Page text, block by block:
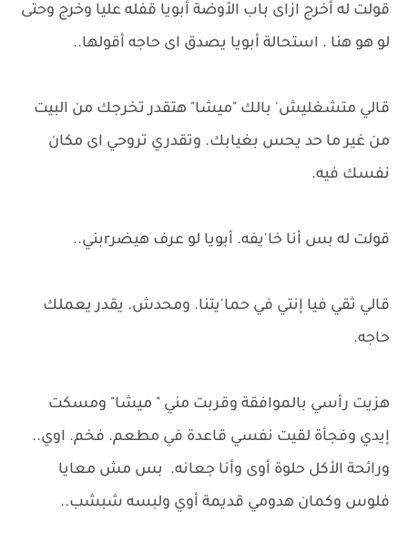
قولت له أخرج ازاى باب الأوضة أبويا قفله عليا وخرج وحتى
لو هو هنا . استحالة أبويا يصدق اى حاجه أقولها..
قالي متشغليش' بالك "ميشا" هتقدر تخرجك من البيت
من غير ما حد يحس بغيابك. وتقدري تروحي اى مكان
نفسك فيه.
قولت له بس أنا خا'يفه. أبويا لو عرف هيضرrبني..
قالي ثقي فيا إنتي في حما'يتنا. ومحدش. يقدر يعملك
حاجه.
هزيت رأسي بالموافقة وقربت مني " ميشا" ومسكت
إيدي وفجأة لقيت نفسي قاعدة في مطعم. فخم. اوي..
ورائحة الأكل حلوة أوى وأنا جعانه. بس مش معايا
فلوس وكمان هدومي قديمة أوي ولبسه شبشب..